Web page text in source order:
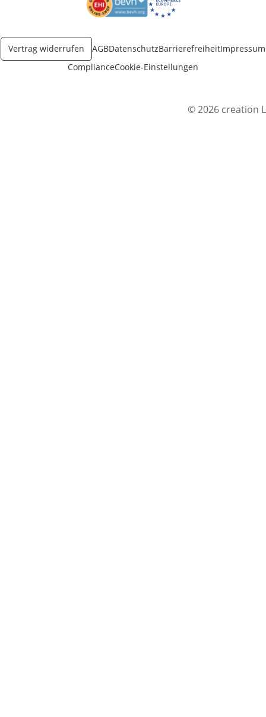
Öffnet in neuem FensterÖffnet in neuem Fenster
Vertrag widerrufen AGBDatenschutzBarrierefreiheitImpressum
ComplianceCookie-Einstellungen
© 2026 creation L